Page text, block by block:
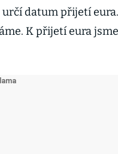
datum přijetí
K přijetí eura